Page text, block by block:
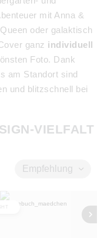
mit Anna &
oder galaktisch
ganz individuell
Foto. Dank
am Standort sind
und blitzschnell bei
VIELFALT
Empfehlung